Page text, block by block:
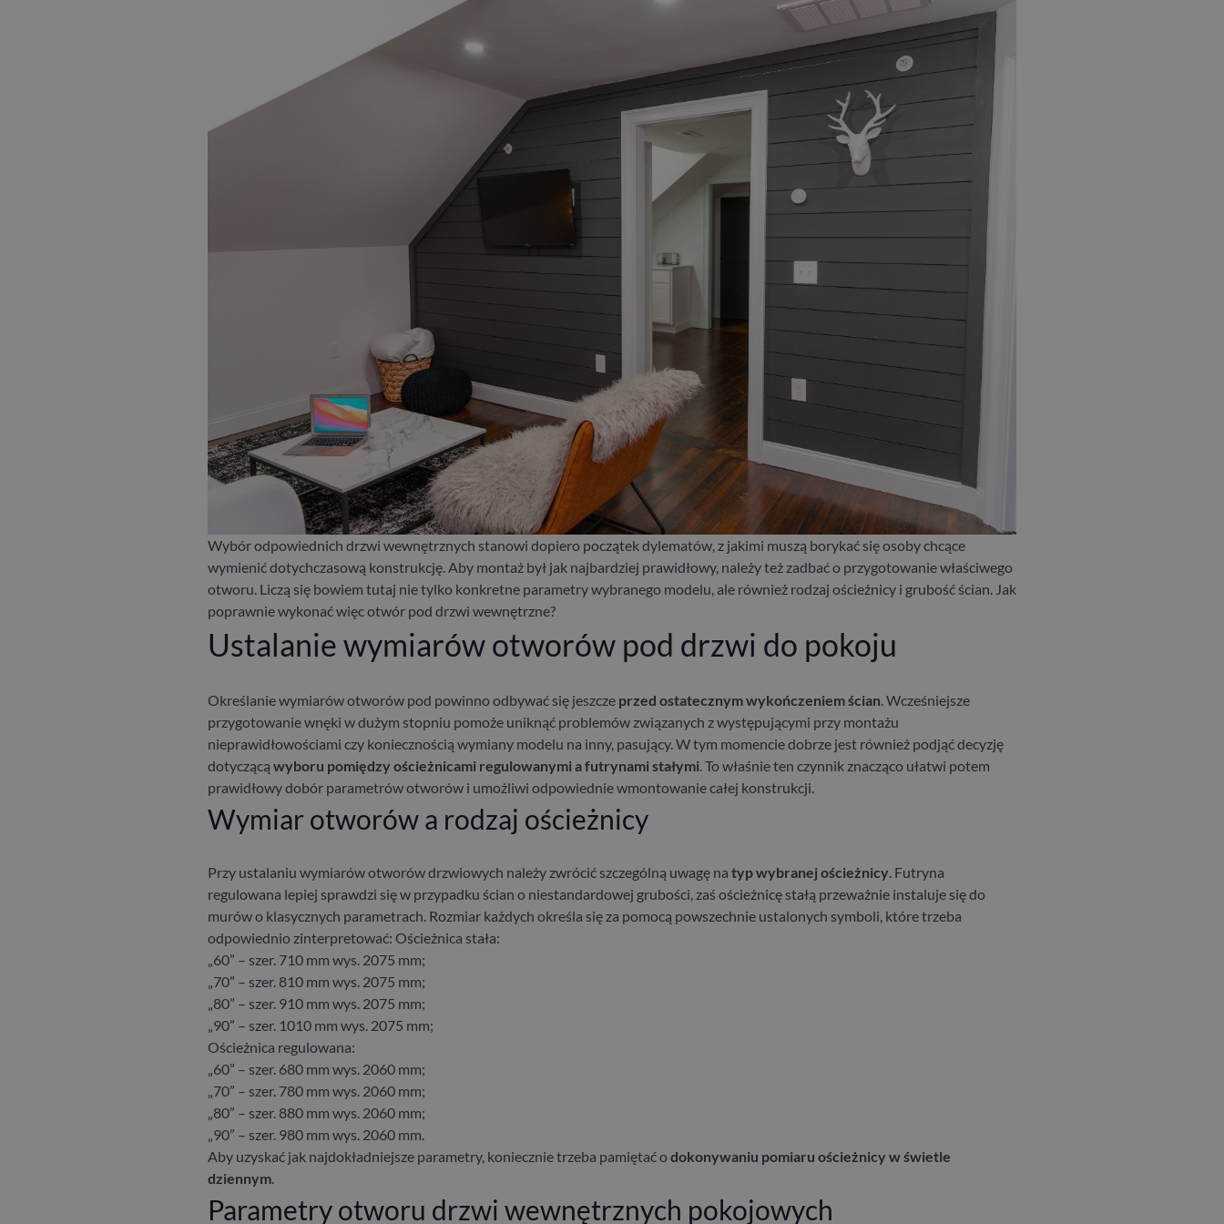
Wybór odpowiednich drzwi wewnętrznych stanowi dopiero początek dylematów, z jakimi muszą borykać się osoby chcące
wymienić dotychczasową konstrukcję. Aby montaż był jak najbardziej prawidłowy, należy też zadbać o przygotowanie właściwego
otworu. Liczą się bowiem tutaj nie tylko konkretne parametry wybranego modelu, ale również rodzaj ościeżnicy i grubość ścian. Jak
poprawnie wykonać więc otwór pod drzwi wewnętrzne?
Ustalanie wymiarów otworów pod drzwi do pokoju
Określanie wymiarów otworów pod powinno odbywać się jeszcze przed ostatecznym wykończeniem ścian. Wcześniejsze
przygotowanie wnęki w dużym stopniu pomoże uniknąć problemów związanych z występującymi przy montażu
nieprawidłowościami czy koniecznością wymiany modelu na inny, pasujący. W tym momencie dobrze jest również podjąć decyzję
dotyczącą wyboru pomiędzy ościeżnicami regulowanymi a futrynami stałymi. To właśnie ten czynnik znacząco ułatwi potem
prawidłowy dobór parametrów otworów i umożliwi odpowiednie wmontowanie całej konstrukcji.
Wymiar otworów a rodzaj ościeżnicy
Przy ustalaniu wymiarów otworów drzwiowych należy zwrócić szczególną uwagę na typ wybranej ościeżnicy. Futryna
regulowana lepiej sprawdzi się w przypadku ścian o niestandardowej grubości, zaś ościeżnicę stałą przeważnie instaluje się do
murów o klasycznych parametrach. Rozmiar każdych określa się za pomocą powszechnie ustalonych symboli, które trzeba
odpowiednio zinterpretować: Ościeżnica stała:
„60” – szer. 710 mm wys. 2075 mm;
„70” – szer. 810 mm wys. 2075 mm;
„80” – szer. 910 mm wys. 2075 mm;
„90” – szer. 1010 mm wys. 2075 mm;
Ościeżnica regulowana:
„60” – szer. 680 mm wys. 2060 mm;
„70” – szer. 780 mm wys. 2060 mm;
„80” – szer. 880 mm wys. 2060 mm;
„90” – szer. 980 mm wys. 2060 mm.
Aby uzyskać jak najdokładniejsze parametry, koniecznie trzeba pamiętać odokonywaniu pomiaru ościeżnicy w świetle
dziennym.
Parametry otworu drzwi wewnętrznych pokojowych